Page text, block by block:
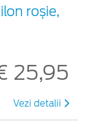
roșie,
25,95
Vezi detalii